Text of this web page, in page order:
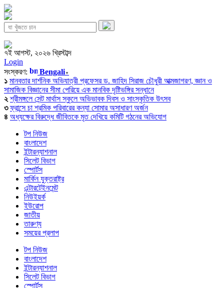
৭ই আগস্ট, ২০২৬ খ্রিস্টাব্দ
Login
সংস্করণ:
Bengali▼
১ মানবতার দার্শনিক অভিযাত্রী প্রফেসর ড. জাহিদ সিরাজ চৌধুরী আত্মজাগরণ, জ্ঞান ও
সামাজিক বিজ্ঞানের সীমা পেরিয়ে এক মানবিক দৃষ্টিভঙ্গির সন্ধানে
২ শ্রীমঙ্গলে সেন্ট মার্থাস স্কুলে অভিভাবক দিবস ও সাংস্কৃতিক উৎসব
৩ ফ্রান্সে চা শ্রমিক পরিবারের কন্যা সোমার অসাধারণ অর্জন
৪ অধ্যক্ষের বিরুদ্ধে জীবিতকে মৃত দেখিয়ে কমিটি গঠনের অভিযোগ
টপ নিউজ
বাংলাদেশ
ইন্টারন্যাশনাল
সিলেট বিভাগ
স্পোর্টস
মার্কিন যুক্তরাষ্ট্র
এন্টারটেইনমেন্ট
নিউইয়র্ক
ইউরোপ
জাতীয়
তারুণ্য
সময়ের প্রলাপ
টপ নিউজ
বাংলাদেশ
ইন্টারন্যাশনাল
সিলেট বিভাগ
স্পোর্টস